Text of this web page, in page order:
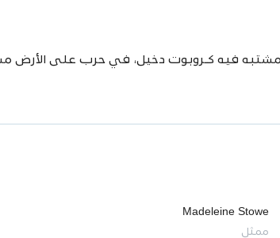
فيه كـروبوت دخيل، في حرب على الأرض
Madeleine Stowe
ممثل